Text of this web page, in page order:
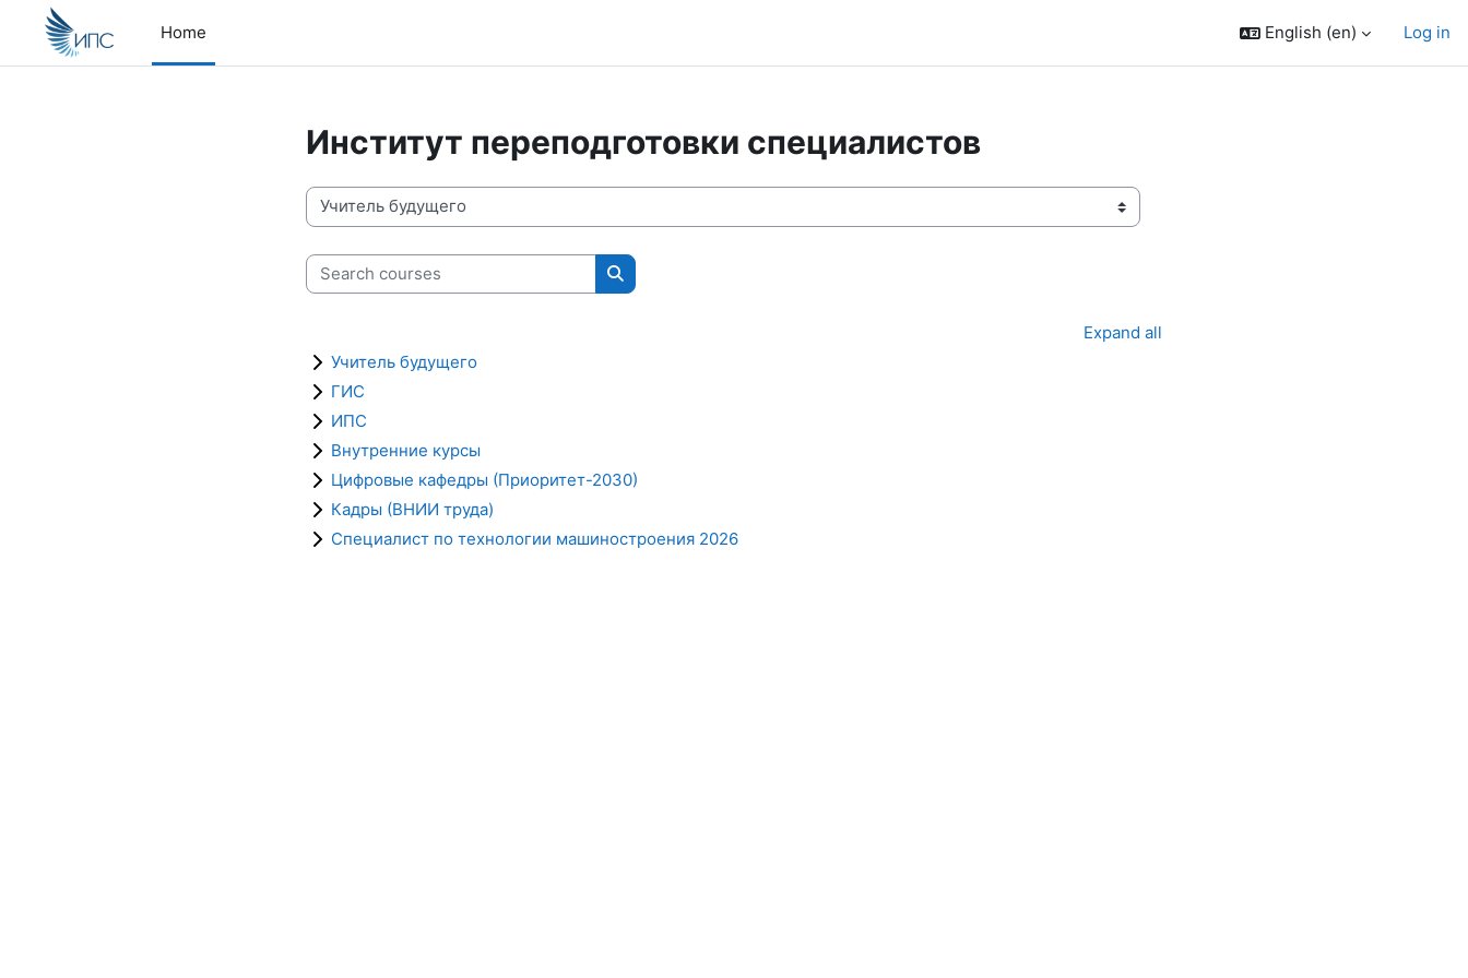
Skip to main content
Home
English ‎(en)‎ Log in
Институт переподготовки специалистов
Course categories
Search courses
Search courses
Expand all
Учитель будущего
ГИС
ИПС
Внутренние курсы
Цифровые кафедры (Приоритет-2030)
Кадры (ВНИИ труда)
Специалист по технологии машиностроения 2026